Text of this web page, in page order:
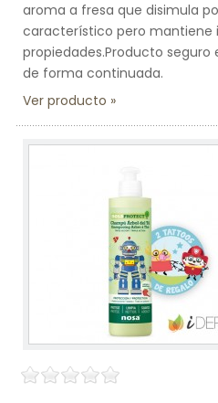
aroma a fresa que disimula
característico pero mantiene
propiedades.Producto seguro
de forma continuada.
Ver producto